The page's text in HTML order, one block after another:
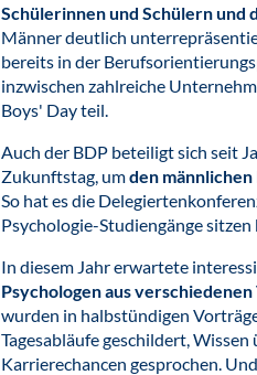
Schülerinnen und Schülern und
Männer deutlich
bereits in der
inzwischen zahlreiche
Boys' Day teil.
Auch der BDP beteiligt sich seit
Zukunftstag, umden
So hat es die
Psychologie-Studiengänge
In diesem Jahr erwartete
Psychologen aus
wurden in halbstündigen
Tagesabläufe geschildert,
Karrierechancen gesprochen.